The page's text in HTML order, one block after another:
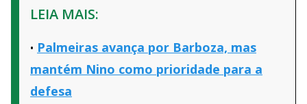
LEIA MAIS:
Palmeiras avança por Barboza, mas
mantém Nino como prioridade para a
defesa